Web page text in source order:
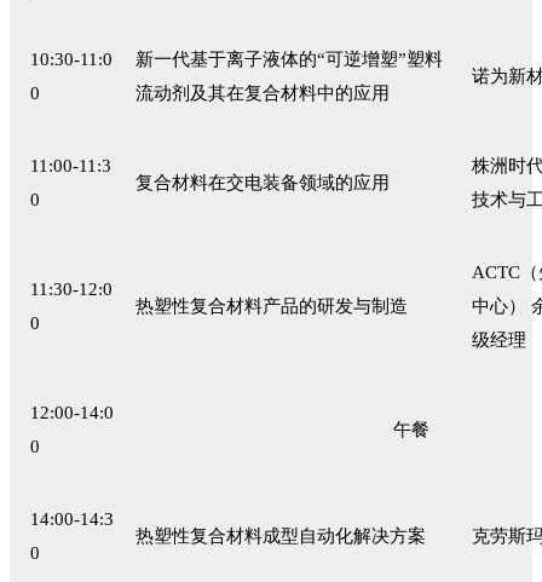
10:30-11:0
0
新一代基于离子液体的“可逆增塑”塑料
流动剂及其在复合材料中的应用
诺为新
11:00-11:3
0
复合材料在交电装备领域的应用
株洲时
技术与
11:30-12:0
0
热塑性复合材料产品的研发与制造
ACTC
中心）
级经理
12:00-14:0
0
午餐
14:00-14:3
0
热塑性复合材料成型自动化解决方案 克劳斯